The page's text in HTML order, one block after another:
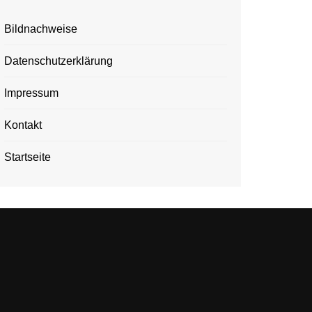
Bildnachweise
Datenschutzerklärung
Impressum
Kontakt
Startseite